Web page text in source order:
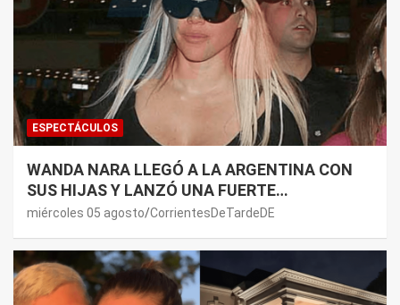
ESPECTÁCULOS
WANDA NARA LLEGÓ A LA ARGENTINA CON
SUS HIJAS Y LANZÓ UNA FUERTE
PREMONICIÓN SOBRE MAURO ICARDI
miércoles 05 agosto CorrientesDeTardeDE